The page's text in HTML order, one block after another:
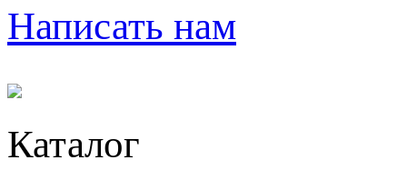
Написать нам
Каталог